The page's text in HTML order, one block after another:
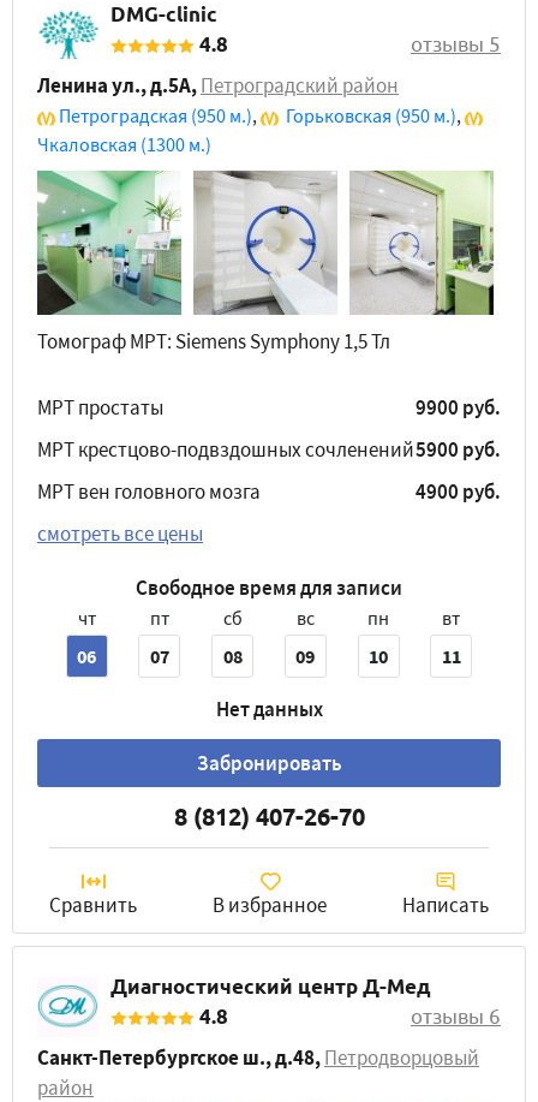
DMG-clinic
4.8
отзывы 5
Ленина ул., д.5А,Петроградский район
Петроградская (950 м.), Горьковская (950 м.),
Чкаловская (1300 м.)
Томограф МРТ: Siemens Symphony 1,5 Тл
МРТ простаты
9900 руб.
МРТ крестцово-подвздошных сочленений5900 руб.
МРТ вен головного мозга
4900 руб.
смотреть все цены
Свободное время для записи
чт
06
пт
07
сб
08
вс
09
пн
10
вт
11
Нет данных
Забронировать
8 (812) 407-26-70
Сравнить В избранное Написать
Диагностический центр Д-Мед
4.8
отзывы 6
Санкт-Петербургское ш., д.48,Петродворцовый
район